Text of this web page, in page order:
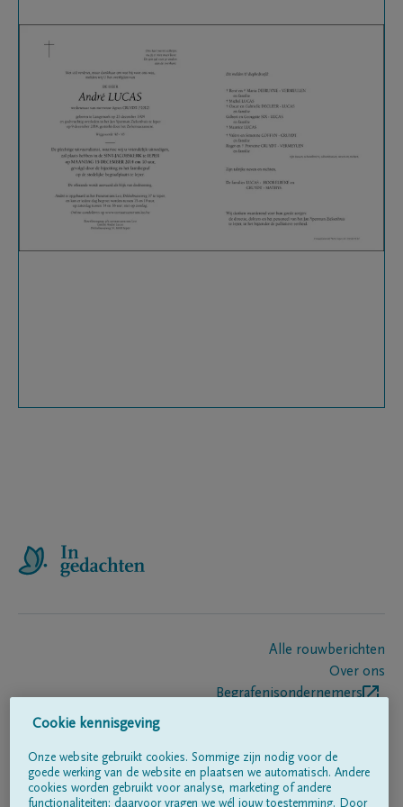
Alle rouwberichten
Over ons
Begrafenisondernemers
Volg ons op
Cookie kennisgeving
Onze website gebruikt cookies. Sommige zijn nodig voor de
goede werking van de website en plaatsen we automatisch. Andere
cookies worden gebruikt voor analyse, marketing of andere
functionaliteiten; daarvoor vragen we wél jouw toestemming. Door